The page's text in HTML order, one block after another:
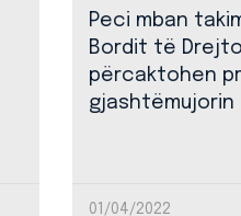
Peci mban
Bordit të
përcaktohen
gjashtëmujorin
01/04/2022